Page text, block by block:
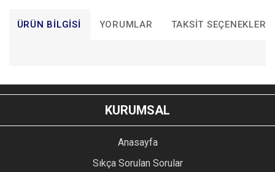
ÜRÜN BILGISI YORUMLAR TAKSIT SEÇENEKLERI
YORUM YAZ
Bu ürünün fiyat bilgisi, resim, ürün açıklamalarında ve diğer
konularda yetersiz gördüğünüz noktaları öneri formunu
kullanarak tarafımıza iletebilirsiniz.
Ürün resmi kalitesiz, bozuk veya görüntülenemiyor.
Ürün açıklamasında eksik bilgiler bulunuyor.
KURUMSAL
Anasayfa
Sıkça Sorulan Sorular